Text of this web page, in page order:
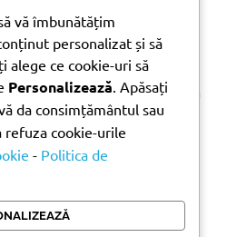
Diferențele care contează
– avantajele fiecărei soluții
vopselei lavabile
pentru lucrările de
vă îmbunătățim
personalizat și să
alege ce cookie-uri să
Personalizează . Apăsați
da consimțământul sau
refuza cookie-urile
- Politica de